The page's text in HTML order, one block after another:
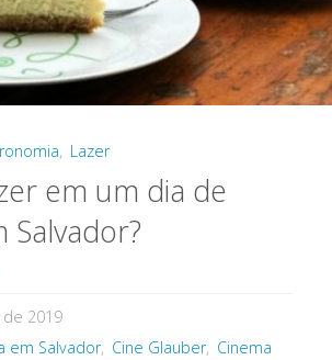
, Lazer
em um dia de
Salvador?
2019
em Salvador, Cine Glauber, Cinema